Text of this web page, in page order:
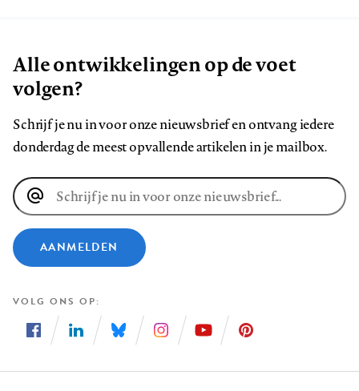
Alle ontwikkelingen op de voet
volgen?
Schrijf je nu in voor onze nieuwsbrief en ontvang iedere
donderdag de meest opvallende artikelen in je mailbox.
E-
mailadres
AANMELDEN
VOLG ONS OP
ons
ons
ons
ons
ons
ons